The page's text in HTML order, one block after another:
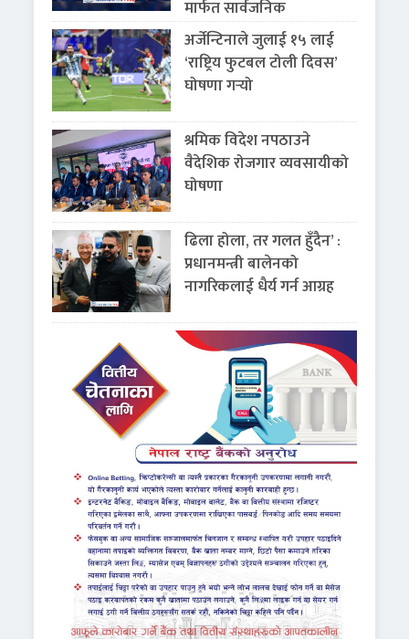
मार्फत सार्वजनिक
अर्जेन्टिनाले जुलाई १५ लाई
‘राष्ट्रिय फुटबल टोली दिवस’
घोषणा गर्‍यो
श्रमिक विदेश नपठाउने
वैदेशिक रोजगार व्यवसायीको
घोषणा
ढिला होला, तर गलत हुँदैन’ :
प्रधानमन्त्री बालेनको
नागरिकलाई धैर्य गर्न आग्रह